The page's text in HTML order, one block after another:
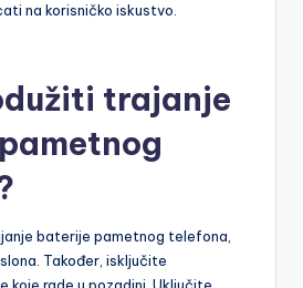
na korisničko iskustvo.
trajanje
baterije pametnog telefona,
Također, isključite